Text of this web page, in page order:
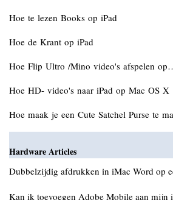
Hoe te lezen Books op iPad
Hoe de Krant op iPad
Hoe Flip Ultro /Mino video's afspelen
Hoe HD- video's naar iPad op Mac OS X
Hoe maak je een Cute Satchel Purse te
Hardware Articles
Dubbelzijdig afdrukken in iMac Word op
Kan ik toevoegen Adobe Mobile aan mijn